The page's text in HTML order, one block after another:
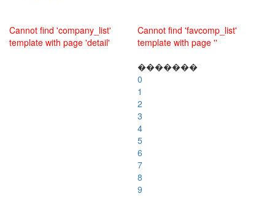
Cannot find 'company_list'
template with page 'detail'
Cannot find 'favcomp_list'
template with page ''
�������
0
1
2
3
4
5
6
7
8
9